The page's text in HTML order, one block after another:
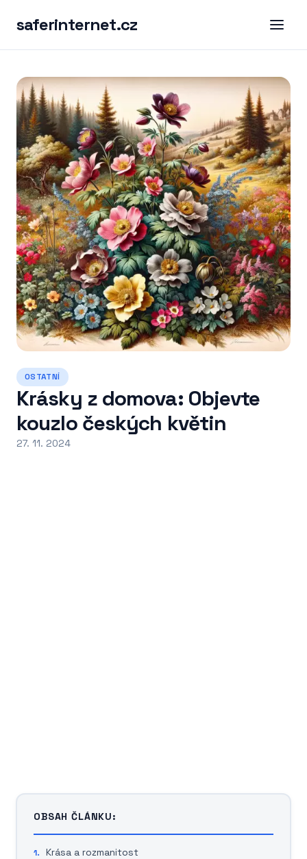
saferinternet.cz
OSTATNÍ
Krásky z domova: Objevte
kouzlo českých květin
27. 11. 2024
OBSAH ČLÁNKU:
Krása a rozmanitost